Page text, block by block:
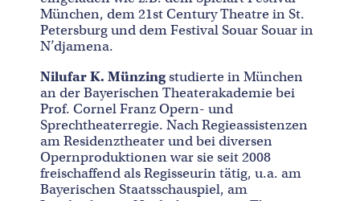
München, dem 21st Century Theatre in St.
Petersburg und dem Festival Souar Souar in
N’djamena.
Nilufar K. Münzingstudierte in München
an der Bayerischen Theaterakademie bei
Prof. Cornel Franz Opern- und
Sprechtheaterregie. Nach Regieassistenzen
am Residenztheater und bei diversen
Opernproduktionen war sie seit 2008
freischaffend als Regisseurin tätig, u.a. am
Bayerischen Staatsschauspiel, am